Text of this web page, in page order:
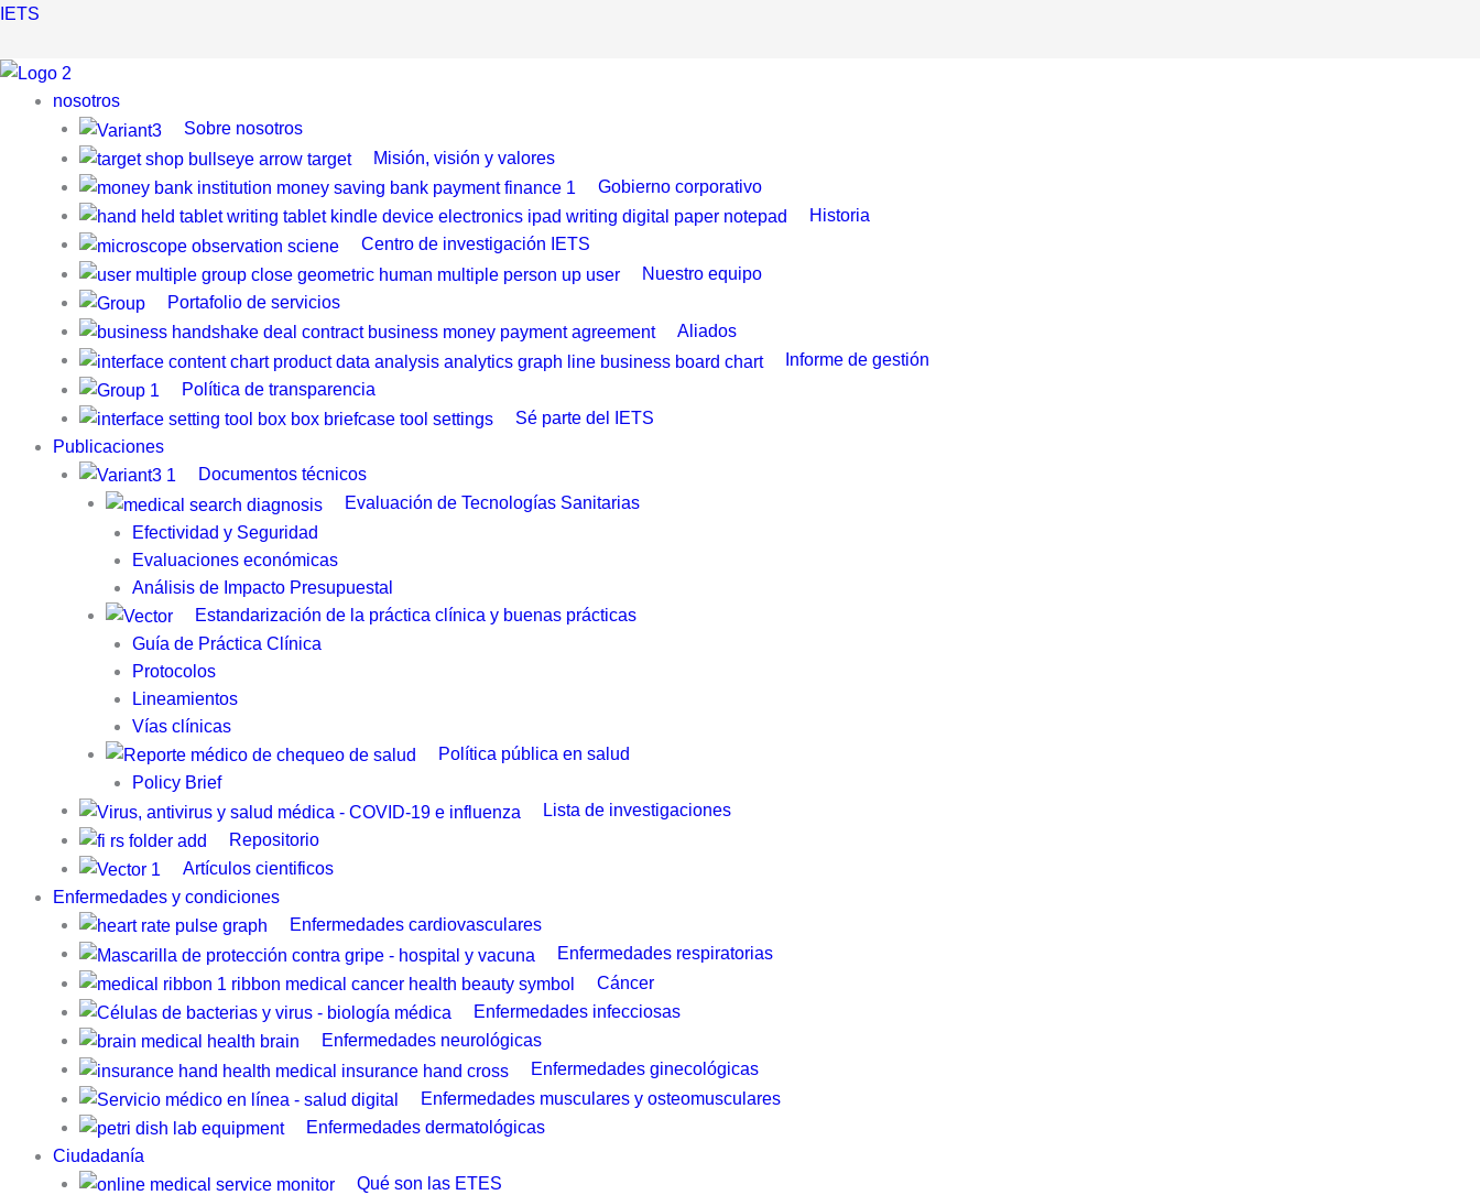
Ir
contenido
IETS
nosotros
Sobre nosotros
Misión, visión y valores
Gobierno corporativo
Historia
Centro de investigación IETS
Nuestro equipo
Portafolio de servicios
Aliados
Informe de gestión
Política de transparencia
Sé parte del IETS
Publicaciones
Documentos técnicos
Evaluación de Tecnologías Sanitarias
Efectividad y Seguridad
Evaluaciones económicas
Análisis de Impacto Presupuestal
Estandarización de la práctica clínica y buenas prácticas
Guía de Práctica Clínica​
Protocolos
Lineamientos
Vías clínicas
Política pública en salud
Policy Brief
Lista de investigaciones
Repositorio
Artículos cientificos
Enfermedades y condiciones
Enfermedades cardiovasculares
Enfermedades respiratorias
Cáncer
Enfermedades infecciosas
Enfermedades neurológicas
Enfermedades ginecológicas
Enfermedades musculares y osteomusculares
Enfermedades dermatológicas
Ciudadanía
Qué son las ETES